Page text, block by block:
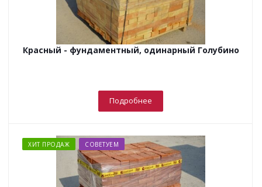
Красный - фундаментный, одинарный Голубино
Подробнее
ХИТ ПРОДАЖ СОВЕТУЕМ